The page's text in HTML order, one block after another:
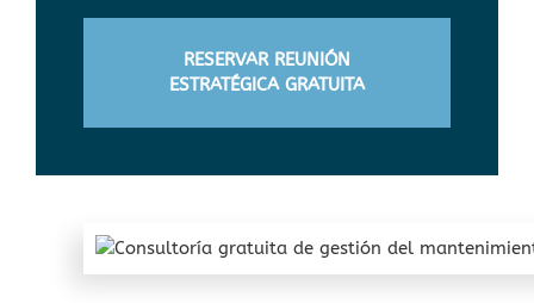
RESERVAR REUNIÓN
ESTRATÉGICA GRATUITA